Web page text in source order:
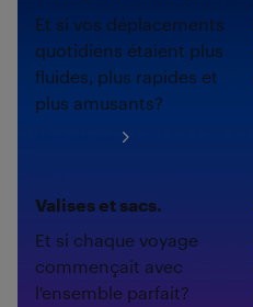
Et si vos déplacements
quotidiens étaient plus
fluides, plus rapides et
plus amusants?
Valises et sacs.
Et si chaque voyage
commençait avec
l'ensemble parfait?